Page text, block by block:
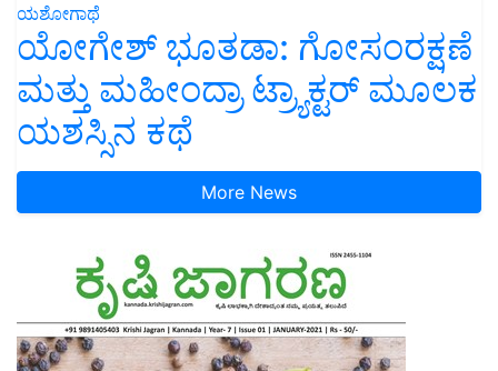
ಯಶೋಗಾಥೆ
ಯೋಗೇಶ್ ಭೂತಡಾ: ಗೋಸಂರಕ್ಷಣೆ
ಮತ್ತು ಮಹೀಂದ್ರಾ ಟ್ರ್ಯಾಕ್ಟರ್ ಮೂಲಕ
ಯಶಸ್ಸಿನ ಕಥೆ
More News